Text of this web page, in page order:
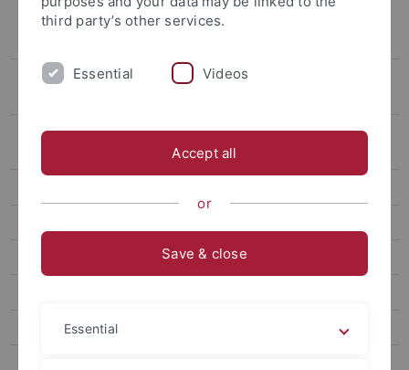
Internationale Beziehungen/ Friedens- und Konfliktforschung:
Vorderer Orient und Vergleichende Politikwissenschaft: Professor
Lehrstuhl für Globalisierungsethik: Professur Dierksmeier
Professor Gunter Schubert
third party’s other services.
Essential Videos
Accept all
or
Save & close
Essential